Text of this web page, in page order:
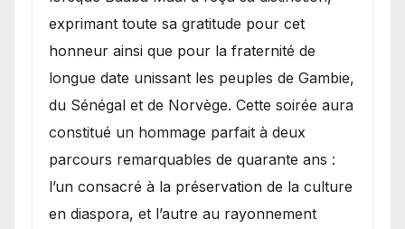
exprimant toute sa gratitude pour cet
honneur ainsi que pour la fraternité de
longue date unissant les peuples de Gambie,
du Sénégal et de Norvège. Cette soirée aura
constitué un hommage parfait à deux
parcours remarquables de quarante ans :
l’un consacré à la préservation de la culture
en diaspora, et l’autre au rayonnement